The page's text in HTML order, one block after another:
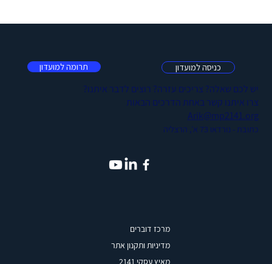
יש לכם שאלה? צריכים עזרה? רוצים לדבר איתנו?
צרו איתנו קשר באחת הדרכים הבאות
Arik@mp2141.org
כתובת - נורדאו 73 א׳, הרצליה
מרכז דוברים
מדיניות ותקנון אתר
מאיץ עסקי 2141
כניסה למועדון תרומה למועדון